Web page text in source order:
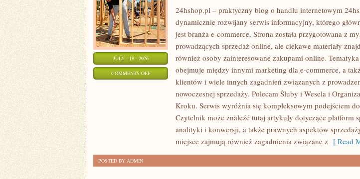
JULY - 18 - 2026
COMMENTS OFFON
24hshop.pl – praktyczny blog o handlu internetowym
dynamicznie rozwijany serwis informacyjny, którego
jest branża e-commerce. Strona została przygotowana z
prowadzących sprzedaż online, ale ciekawe materiały
również osoby zainteresowane zakupami online.
obejmuje między innymi marketing dla e-commerce, a
klientów i wiele innych zagadnień związanych z
nowoczesnej sprzedaży. Polecam Śluby i Wesela i
Kroku. Serwis wyróżnia się kompleksowym podejściem
Czytelnik może znaleźć tutaj artykuły dotyczące platform
analityki i konwersji, a także prawnych aspektów
miejsce zajmują również zagadnienia związane z [ Read
POSTED BY ADMIN